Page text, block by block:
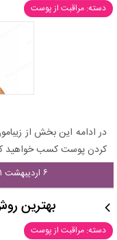
دسته: مراقبت از پوست
در ادامه این بخش از
کردن پوست کسب خواهید
۶ اردیبهشت ۱۴۰۱ - ۰۷:۲۳
بهترین
دسته: مراقبت از پوست